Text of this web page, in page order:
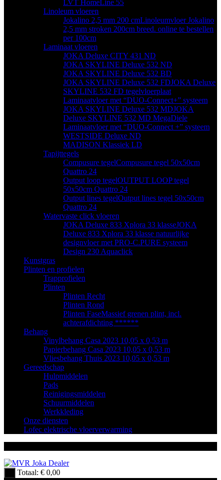
LVT HomeLine 55
Linoleum vloeren
Jokalino 2,5 mm 200 cmLinoleumvloer Jokalino
2,5 mm stroken 200cm breed. online te bestellen
per 100cm
Laminaat vloeren
JOKA Deluxe CITY 431 ND
JOKA SKYLINE Deluxe 532 ND
JOKA SKYLINE Deluxe 532 BD
JOKA SKYLINE Deluxe 532 FDJOKA Deluxe
SKYLINE 532 FD tegelvloerplaat
Laminaatvloer met “DUO-Connect+” systeem
JOKA SKYLINE Deluxe 532 MDJOKA
Deluxe SKYLINE 532 MD MegaDiele
Laminaatvloer met “DUO-Connect +” systeem
WESTSIDE Deluxe ND
MADISON Klassiek LD
Tapijttegels
Compusure tegelCompusure tegel 50x50cm
Quattro 24
Output loop tegelOUTPUT LOOP tegel
50x50cm Quattro 24
Output lines tegelOutput lines tegel 50x50cm
Quattro 24
Watervaste click vloeren
JOKA Deluxe 833 Xplora 33 klasseJOKA
Deluxe 833 Xplora 33 klasse natuurlijke
designvloer met PRO-C.PURE systeem
Design 230 Aquaclick
Kunstgras
Plinten en profielen
Trapprofielen
Plinten
Plinten Recht
Plinten Rond
Plinten FaseMassief grenen plint, incl.
achterafdichting ******
Behang
Vinylbehang Casa 2023 10,05 x 0,53 m
Papierbehang Casa 2023 10,05 x 0,53 m
Vliesbehang Thuis 2023 10,05 x 0,53 m
Gereedschap
Hulpmiddelen
Pads
Reinigingsmiddelen
Schuurmiddelen
Werkkleding
Onze diensten
Lofec elektrische vloerverwarming
Totaal: € 0,00